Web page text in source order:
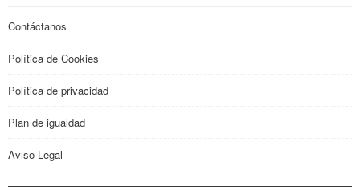
Contáctanos
Política de Cookies
Política de privacidad
Plan de igualdad
Aviso Legal